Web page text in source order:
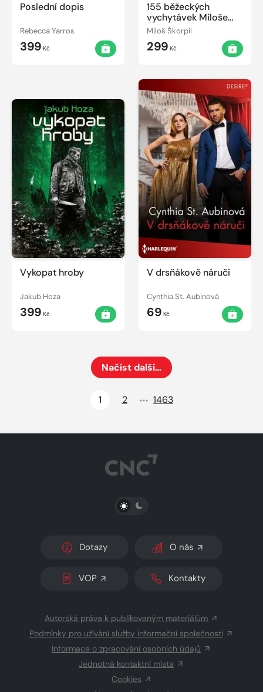
Poslední dopis
Rebecca Yarros
399 Kč
155 běžeckých
vychytávek Miloše
Škorpila
Miloš Škorpil
299 Kč
Vykopat hroby
Jakub Hoza
399 Kč
V drsňákově náruči
Cynthia St. Aubinová
69 Kč
Načíst další…
1
2 1463
PŘEPNOUT SVĚTLÝ/TMAVÝ REŽIM
Dotazy O nás
VOP Kontakty
Autorská práva k publikovaným materiálům
Podmínky pro užívání služby informační společnosti
Informace o zpracování osobních údajů
Jednotná kontaktní místa
Cookies